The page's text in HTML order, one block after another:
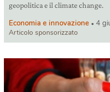
geopolitica e il climate change.
Economia e innovazione 4
Articolo sponsorizzato